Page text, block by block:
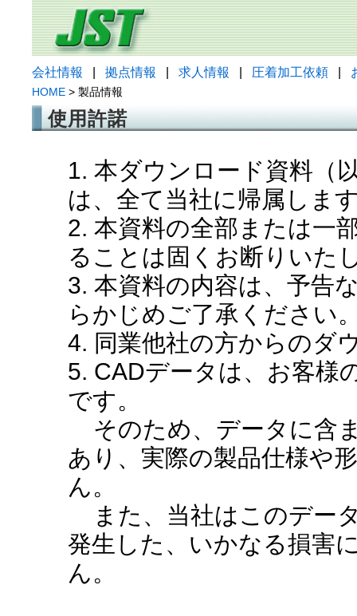
会社情報 拠点情報 求人情報 圧着加工依頼
HOME > 製品情報
使用許諾
1. 本ダウンロード資料（
は、全て当社に帰属しま
2. 本資料の全部または一
ることは固くお断りいた
3. 本資料の内容は、予告
らかじめご了承ください
4. 同業他社の方からのダ
5. CADデータは、お客様
です。
そのため、データに含
あり、実際の製品仕様や
ん。
また、当社はこのデー
発生した、いかなる損害
ん。